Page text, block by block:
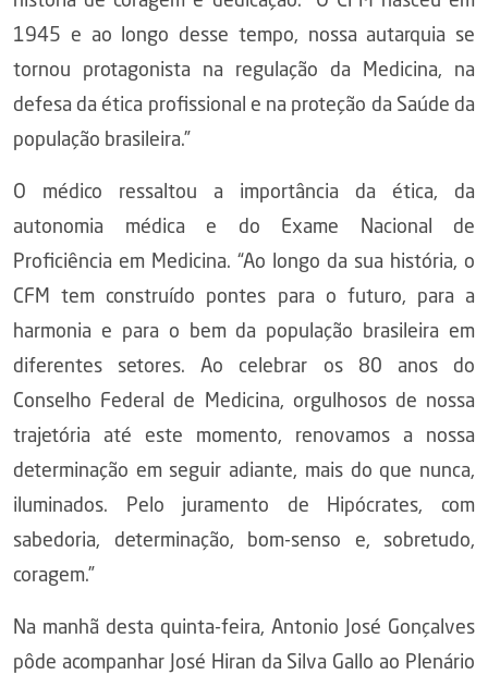
1945 e ao longo desse tempo, nossa autarquia se
tornou protagonista na regulação da Medicina, na
defesa da ética profissional e na proteção da Saúde da
população brasileira.”
O médico ressaltou a importância da ética, da
autonomia médica e do Exame Nacional de
Proficiência em Medicina. “Ao longo da sua história, o
CFM tem construído pontes para o futuro, para a
harmonia e para o bem da população brasileira em
diferentes setores. Ao celebrar os 80 anos do
Conselho Federal de Medicina, orgulhosos de nossa
trajetória até este momento, renovamos a nossa
determinação em seguir adiante, mais do que nunca,
iluminados. Pelo juramento de Hipócrates, com
sabedoria, determinação, bom-senso e, sobretudo,
coragem.”
Na manhã desta quinta-feira, Antonio José Gonçalves
pôde acompanhar José Hiran da Silva Gallo ao Plenário